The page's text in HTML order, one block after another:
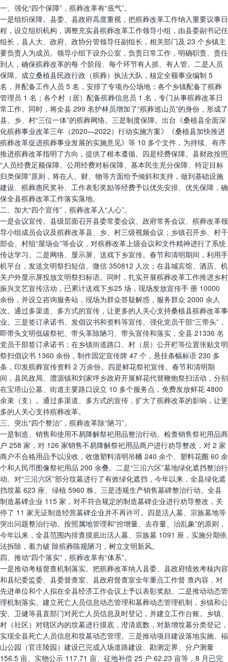
一、强化“四个保障”，殡葬改革有“底气”。
一是组织保障。县委、县政府高度重视，把殡葬改革工作纳入重要议事日
程，设立组织机构，调整充实县殡葬改革工作领导小组，由县委副书记任
组长，县人大、政府、政协分管领导任副组长，相关部门及 23 个乡镇主
要负责人为成员。领导小组下设办公室，负责日常工作，明确职责、责任
到人，确保殡葬改革的每 个阶段、每个环节有人抓、有人管。二是人员
保障。成立桑植县民政行政（殡葬）执法大队，核定全额事业编制 5
名，并配备工作人员 5 名，安排了专项办公场地；各个乡镇配备了殡葬
管理员 1 名；各个村（居）配备殡葬信息员 1 名，专门从事殡葬改革日
常工作。同时，将全县 299 名护林员增加了“殡葬巡山员”的身份，形成了
县、乡、村“三位一体”的殡葬网络。三是制度保障。出台《桑植县全面深
化殡葬事业改革三年（2020—2022）行动实施方案》《桑植县加快推进
殡葬改革促进殡葬事业发展的实施意见》等 10 多个文件，为持续、有序
推进殡葬改革指明了方向，提供了根本遵循。四是经费保障。县财政按照
“人员经费足额保障、公用经费对标保障、基本民生充分保障、特定目标
归类保障”原则，将在人、财、物等方面给予倾斜和支持，做到基础设施
建设、殡葬惠民奖补、工作表彰奖励等经费予以优先安排、优先保障，确
保全县殡葬改革工作落实落地。
二、加大“四个宣传”，殡葬改革入“人心”。
一是会议宣传。县级层面召开县委常委会议、政府常务会议、殡葬改革领
导小组成员会议及殡葬改革县、乡、村三级视频会议；乡镇召开乡、村干
部会、村组“屋场会”等会议，对殡葬改革上级会议和文件精神进行了系统
传达学习。二是网络、显示屏、送戏下乡宣传。春节和清明期间，利用手
机平台，发送文明祭扫短信、微信 350812 人次；在县城宾馆、酒店、机
关户外显示屏投放文明祭扫标语。同时，扎实开展殡葬改革工作推进乡村
振兴文艺宣传活动，已累计送戏下乡25 场，现场发放宣传手 册 10000
余份，并设立咨询服务站，现场为群众答疑解惑，服务群众 2000 余人
次。通过多渠道、多方式的宣传，让更多的人关心支持桑植县殡葬改革事
业。三是签订承诺书、发倡议书和资料等宣传。强化党员干部“三带头”，
即带头文明低碳祭祀、带头革除陋习、带头宣传和落实，全县 21336 名
党员干部签订承诺书；在乡镇街道路口、村（居）公开栏等位置张贴文明
祭扫倡议书 1360 余份，制作固定宣传牌 47 个，悬挂条幅标语 230 多
条，印发殡葬宣传资料 2 万余份。四是鲜花祭祀宣传。春节和清明期
间，县民政局、澧源镇和刘家坪乡政府开展鲜花代替鞭炮祭扫活动，分别
在宝塔山公墓、街道主要路口设立 10 多个服务点，免费发放鲜花 4800
余束（支）。通过多渠道、多方式的宣传，扩大了殡葬改革的影响，让更
多的人关心支持殡葬改革。
三、突出“四个整治”，殡葬改革除“陋习”。
一是制造、销售和使用不易降解祭祀用品整治行动。检查销售祭祀用品商
户 258 家，对 126 家销售不易降解祭祀用品商户进行劝导整改，对 2 家
商户不合格用品予以没收，收缴塑料清明吊幡 240 余个、塑料花圈 60 余
个和人民币图像祭祀用品 200 余叠。二是“三沿六区”墓地绿化遮挡整治行
动。对“三沿六区”部分坟墓进行了有效绿化遮挡，今年以来，全县绿化遮
挡坟墓 623 座、绿植 5960 株。三是违规生产销售墓碑整治行动。全县
制造墓碑企业 115 家，对不符合规定的制造墓碑企业进行劝导整改，关
停了 11 家无证制造经营墓碑企业并不再许可。四是活人墓、宗族墓地等
突出问题整治行动。按照属地管理和“控增量、去存量、治乱象”的原则，
今年以来，全县范围内排查摸底出活人墓、宗族墓 1091 座，实施分期依
法拆除，着力破 除殡葬陈规陋习，树立文明新风。
四、推动“四个落实”，殡葬改革有“体系”。
一是推动考核督查机制落实。把殡葬改革纳入县委、县政府绩效考核内容
和县纪委监委、县委督查室、县政府督查室全年重点工作督 查内容，对
先进单位和个人拟在全县经济工作会议上予以表彰奖励。二是推动动态管
理机制落实。建立死亡人员信息动态管理和墓葬动态管理机制，乡镇和公
安、卫健等县直部门对死亡人员信息及时登记，并建立工作台账。乡镇、
村（社区）对辖区内的坟墓进行摸底，澄清底数，对新增坟墓分类登记，
实现全县死亡人员信息和坟墓动态管理。三是推动项目建设落地实施。福
山公园（官庄陵园）建设已完成入场道路建设、勘测定界、分户测量
156.5 亩、实物公示 117.71 亩、征地补偿 25 户 62.23 亩等，8 月已完